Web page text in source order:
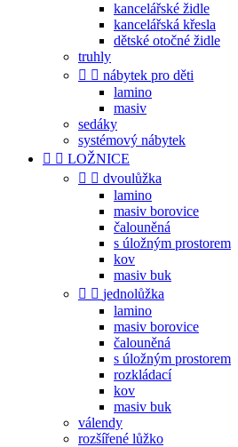
kancelářské židle
kancelářská křesla
dětské otočné židle
truhly
  nábytek pro děti
lamino
masiv
sedáky
systémový nábytek
  LOŽNICE
  dvoulůžka
lamino
masiv borovice
čalouněná
s úložným prostorem
kov
masiv buk
  jednolůžka
lamino
masiv borovice
čalouněná
s úložným prostorem
rozkládací
kov
masiv buk
válendy
rozšířené lůžko